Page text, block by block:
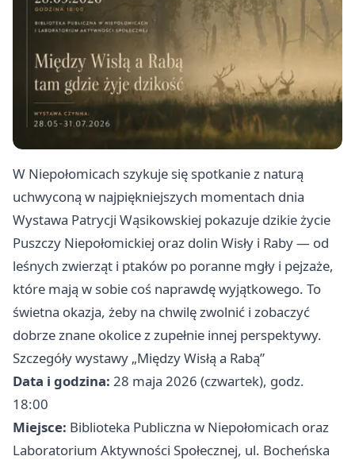
W Niepołomicach szykuje się spotkanie z naturą
uchwyconą w najpiękniejszych momentach dnia
Wystawa Patrycji Wąsikowskiej pokazuje dzikie życie
Puszczy Niepołomickiej oraz dolin Wisły i Raby — od
leśnych zwierząt i ptaków po poranne mgły i pejzaże,
które mają w sobie coś naprawdę wyjątkowego. To
świetna okazja, żeby na chwilę zwolnić i zobaczyć
dobrze znane okolice z zupełnie innej perspektywy.
Szczegóły wystawy „Między Wisłą a Rabą”
Data i godzina: 28 maja 2026 (czwartek), godz.
18:00
Miejsce: Biblioteka Publiczna w Niepołomicach oraz
Laboratorium Aktywności Społecznej, ul. Bocheńska